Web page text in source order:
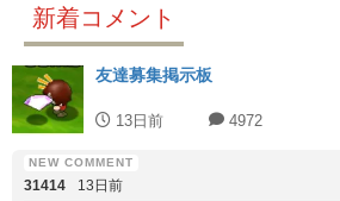
新着コメント
友達募集掲示板
13日前 4972
31414 13日前